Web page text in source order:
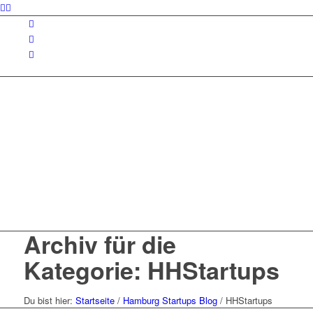
Archiv für die
Kategorie: HHStartups
Du bist hier: Startseite / Hamburg Startups Blog / HHStartups